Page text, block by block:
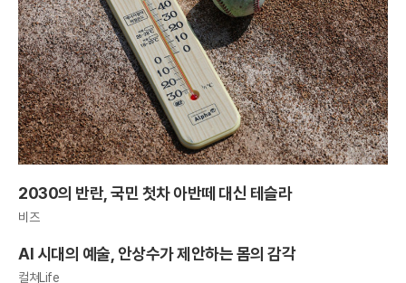
2030의 반란, 국민 첫차 아반떼 대신 테슬라
비즈
AI 시대의 예술, 안상수가 제안하는 몸의 감각
컬쳐Life